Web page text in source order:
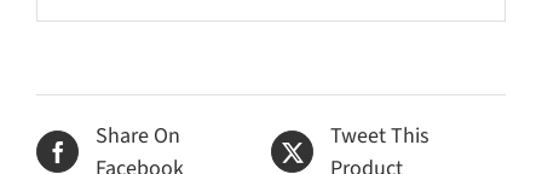
Share On
Tweet This